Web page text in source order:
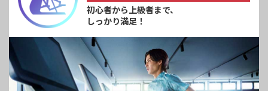
初心者から上級者まで、
しっかり満足！